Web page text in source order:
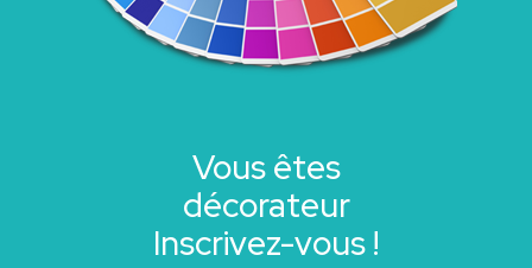
Vous êtes
décorateur
Inscrivez-vous !